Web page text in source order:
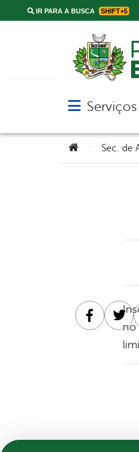
IR PARA A BUSCA SHIFT+5
Abrir menu
Você está aqui:
Sec. de
no